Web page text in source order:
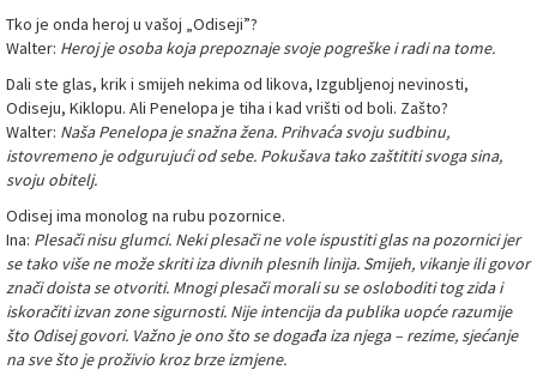
Tko je onda heroj u vašoj „Odiseji”?
Walter: Heroj je osoba koja prepoznaje svoje pogreške i radi na tome.
Dali ste glas, krik i smijeh nekima od likova, Izgubljenoj nevinosti,
Odiseju, Kiklopu. Ali Penelopa je tiha i kad vrišti od boli. Zašto?
Walter: Naša Penelopa je snažna žena. Prihvaća svoju sudbinu,
istovremeno je odgurujući od sebe. Pokušava tako zaštititi svoga sina,
svoju obitelj.
Odisej ima monolog na rubu pozornice.
Ina: Plesači nisu glumci. Neki plesači ne vole ispustiti glas na pozornici jer
se tako više ne može skriti iza divnih plesnih linija. Smijeh, vikanje ili govor
znači doista se otvoriti. Mnogi plesači morali su se osloboditi tog zida i
iskoračiti izvan zone sigurnosti. Nije intencija da publika uopće razumije
što Odisej govori. Važno je ono što se događa iza njega – rezime, sjećanje
na sve što je proživio kroz brze izmjene.